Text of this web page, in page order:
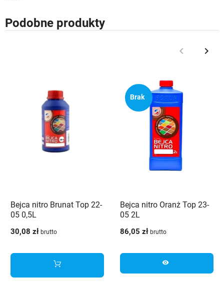
Podobne produkty
Poprzedni
keyboard_arrow_left keyboard_arrow_right
Bejca nitro Brunat Top 22-
05 0,5L
30,08 zł brutto
Brak
Bejca nitro Oranż Top 23-
05 2L
86,05 zł brutto
visibility